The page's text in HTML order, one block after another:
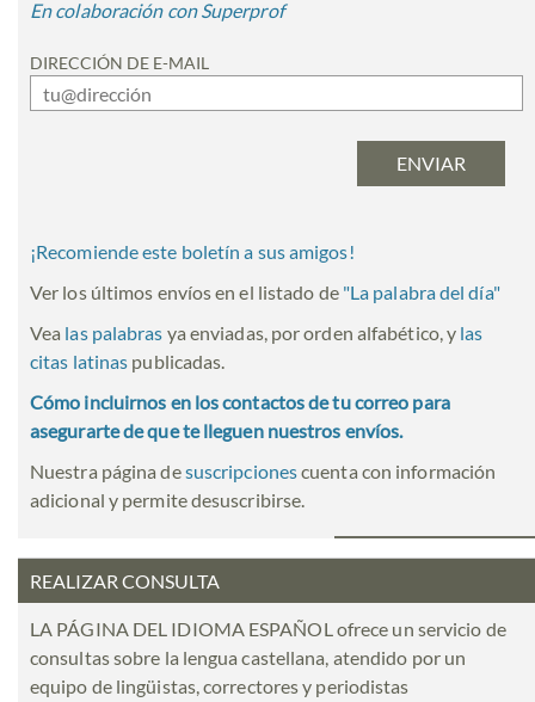
En colaboración con Superprof
DIRECCIÓN DE E-MAIL
¡Recomiende este boletín a sus amigos!
Ver los últimos envíos en el listado de "La palabra del día"
Vea las palabras ya enviadas, por orden alfabético, y las
citas latinas publicadas.
Cómo incluirnos en los contactos de tu correo para
asegurarte de que te lleguen nuestros envíos.
Nuestra página desuscripcionescuenta con información
adicional y permite desuscribirse.
REALIZAR CONSULTA
LA PÁGINA DEL IDIOMA ESPAÑOL ofrece un servicio de
consultas sobre la lengua castellana, atendido por un
equipo de lingüistas, correctores y periodistas